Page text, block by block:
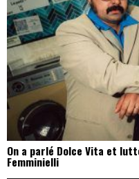
On a parlé Dolce Vita et
Femminielli